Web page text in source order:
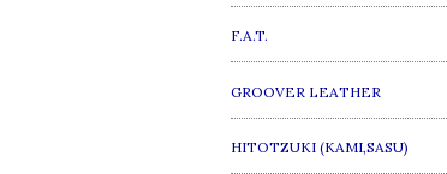
F.A.T.
GROOVER LEATHER
HITOTZUKI (KAMI,SASU)